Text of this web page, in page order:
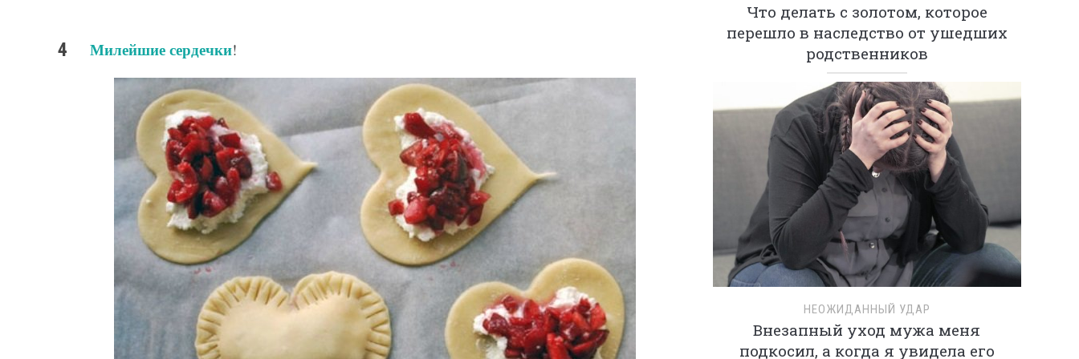
Милейшие сердечки!
Что делать с золотом, которое
перешло в наследство от ушедших
родственников
НЕОЖИДАННЫЙ УДАР
Внезапный уход мужа меня
подкосил, а когда я увидела его